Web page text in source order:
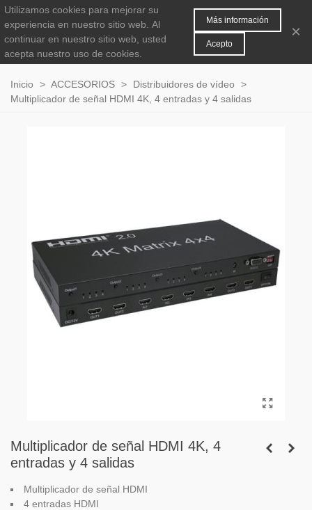
0
Inicio > ACCESORIOS > Distribuidores de vídeo
>
Multiplicador de señal HDMI 4K, 4 entradas y 4 salidas
Multiplicador de señal HDMI 4K, 4
entradas y 4 salidas
Multiplicador de señal HDMI
4 entradas HDMI
Utilizamos cookies para mejorar su
experiencia en nuestro sitio web. Al
continuar en nuestro sitio web, usted
acepta nuestro uso de cookies.
Más información
Acepto
×